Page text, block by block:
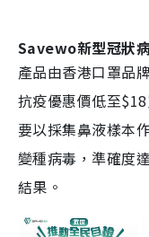
Savewo新型冠狀
產品由香港口罩品
抗疫優惠價低至
要以採集鼻液樣本
變種病毒，準確度
結果。